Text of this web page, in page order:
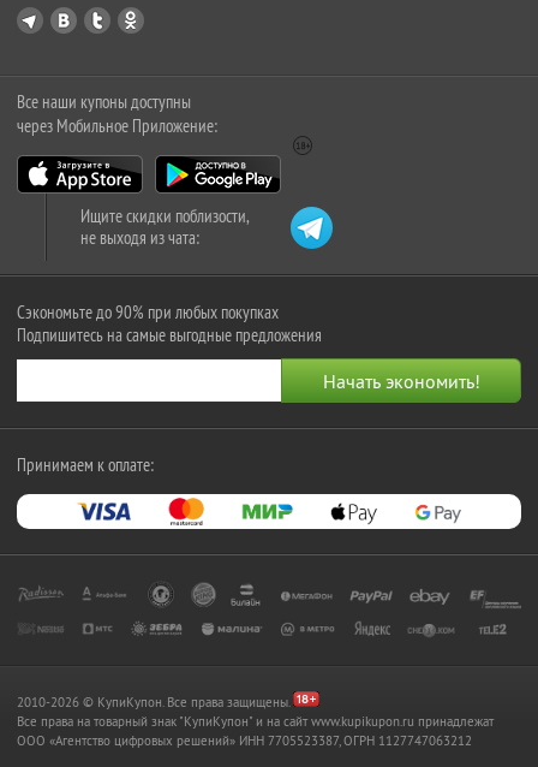
Все наши купоны доступны
через Мобильное Приложение:
Ищите скидки поблизости,
не выходя из чата:
Сэкономьте до 90% при любых покупках
Подпишитесь на самые выгодные предложения
Принимаем к оплате:
2010-2026 © КупиКупон. Все права защищены.
Все права на товарный знак "КупиКупон" и на сайт www.kupikupon.ru принадлежат
OOO «Агентство цифровых решений» ИНН 7705523387, ОГРН 1127747063212